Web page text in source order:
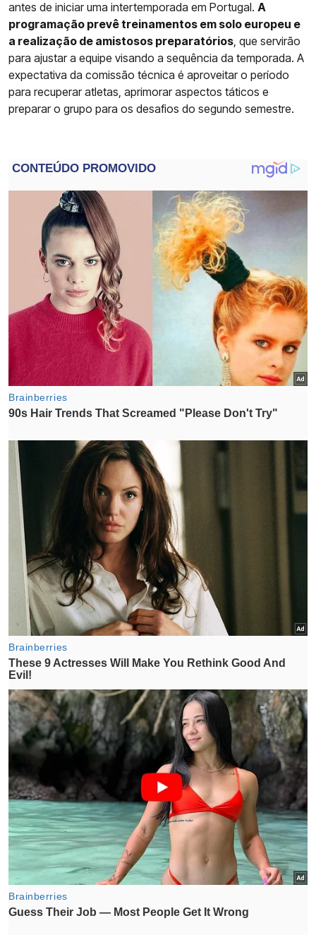
antes de iniciar uma intertemporada em Portugal. A
programação prevê treinamentos em solo europeu e
a realização de amistosos preparatórios , que servirão
para ajustar a equipe visando a sequência da temporada. A
expectativa da comissão técnica é aproveitar o período
para recuperar atletas, aprimorar aspectos táticos e
preparar o grupo para os desafios do segundo semestre.